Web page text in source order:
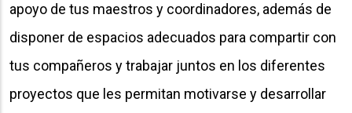
apoyo de tus maestros y coordinadores, además de
disponer de espacios adecuados para compartir con
tus compañeros y trabajar juntos en los diferentes
proyectos que les permitan motivarse y desarrollar